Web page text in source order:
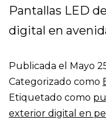
Pantallas LED
digital en
Publicada el
Mayo
Categorizado como
Etiquetado como
exterior digital en